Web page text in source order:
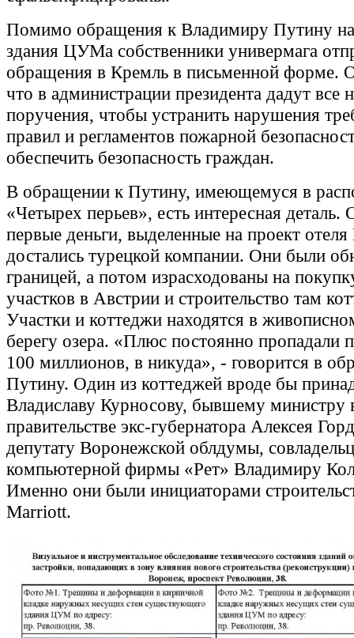
Помимо обращения к Владимиру Путину
здания ЦУМа собственники универмага
обращения в Кремль в письменной форме.
что в администрации президента дадут все
поручения, чтобы устранить нарушения
правил и регламентов пожарной
обеспечить безопасность граждан.
В обращении к Путину, имеющемуся в
«Четырех перьев», есть интересная деталь.
первые деньги, выделенные на проект
достались турецкой компании. Они были
границей, а потом израсходованы на
участков в Австрии и строительство там
Участки и коттеджи находятся в
берегу озера. «Плюс постоянно пропадали
100 миллионов, в никуда», - говорится в
Путину. Один из коттеджей вроде бы
Владиславу Курносову, бывшему министру
правительстве экс-губернатора Алексея
депутату Воронежской облдумы,
компьютерной фирмы «Рет» Владимиру
Именно они были инициаторами
Marriott.